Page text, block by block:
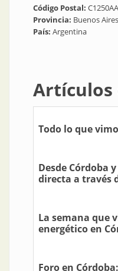
Código Postal:
Provincia: Buenos Aires
País: Argentina
Todo lo que
Desde Córdoba
directa a través
La semana que
energético en
Foro en